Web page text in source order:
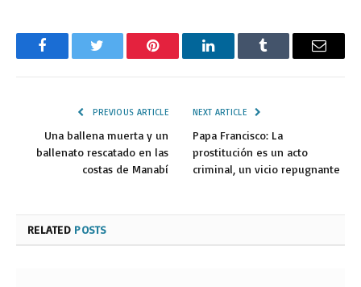
FacebookTwitter Pinterest LinkedInTumblr Email
PREVIOUS ARTICLE
Una ballena muerta y un
ballenato rescatado en las
costas de Manabí
NEXT ARTICLE
Papa Francisco: La
prostitución es un acto
criminal, un vicio repugnante
RELATED POSTS